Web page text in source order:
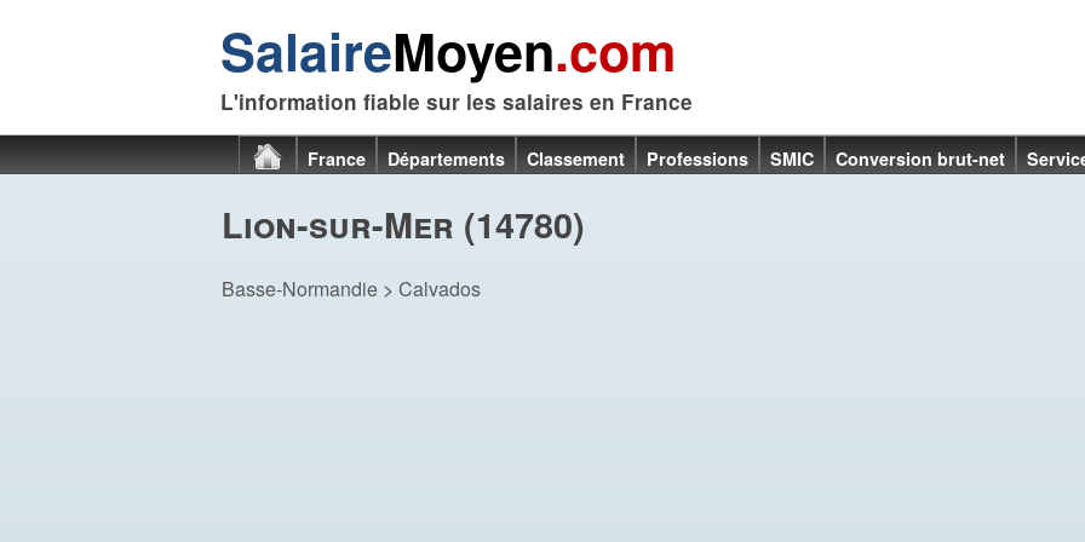
SalaireMoyen.com
L'information fiable sur les salaires en France
France Départements Classement Professions SMIC Conversion brut-net
Lion-sur-Mer (14780)
Basse-Normandie > Calvados